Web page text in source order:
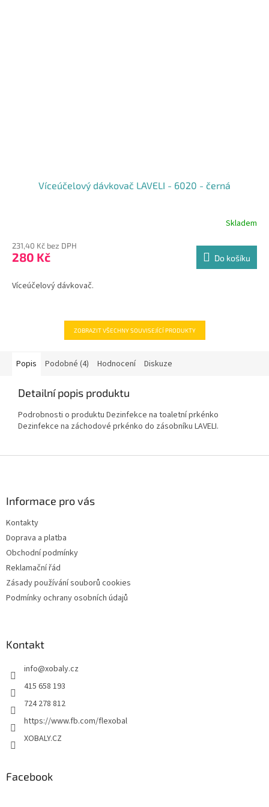
Víceúčelový dávkovač LAVELI - 6020 - černá
produktu
je
z
Skladem
231,40 Kč bez DPH
280 Kč Do košíku
Víceúčelový dávkovač.
ZOBRAZIT VŠECHNY SOUVISEJÍCÍ PRODUKTY
Popis Podobné (4) Hodnocení Diskuze
Detailní popis produktu
Podrobnosti o produktu Dezinfekce na toaletní prkénko
Dezinfekce na záchodové prkénko do zásobníku LAVELI.
Informace pro vás
Kontakty
Doprava a platba
Obchodní podmínky
Reklamační řád
Zásady používání souborů cookies
Podmínky ochrany osobních údajů
Kontakt
info@xobaly.cz
415 658 193
724 278 812
https://www.fb.com/flexobal
XOBALY.CZ
Facebook